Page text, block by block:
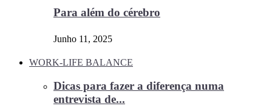
Para além do cérebro
Junho 11, 2025
WORK-LIFE BALANCE
Dicas para fazer a diferença numa
entrevista de...